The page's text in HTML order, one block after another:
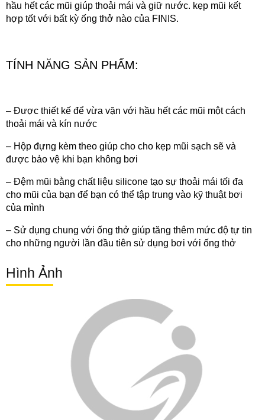
hầu hết các mũi giúp thoải mái và giữ nước. kẹp mũi kết
hợp tốt với bất kỳ ống thở nào của FINIS.
TÍNH NĂNG SẢN PHẨM:
– Được thiết kế để vừa vặn với hầu hết các mũi một cách
thoải mái và kín nước
– Hộp đựng kèm theo giúp cho cho kẹp mũi sạch sẽ và
được bảo vệ khi bạn không bơi
– Đệm mũi bằng chất liệu silicone tạo sự thoải mái tối đa
cho mũi của bạn để bạn có thể tập trung vào kỹ thuật bơi
của mình
– Sử dụng chung với ống thở giúp tăng thêm mức độ tự tin
cho những người lần đầu tiên sử dụng bơi với ống thở
Hình Ảnh